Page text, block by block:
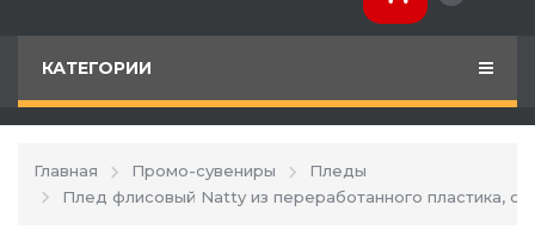
КАТЕГОРИИ
Главная Промо-сувениры
Пледы
Плед флисовый Natty из переработанного пластика,